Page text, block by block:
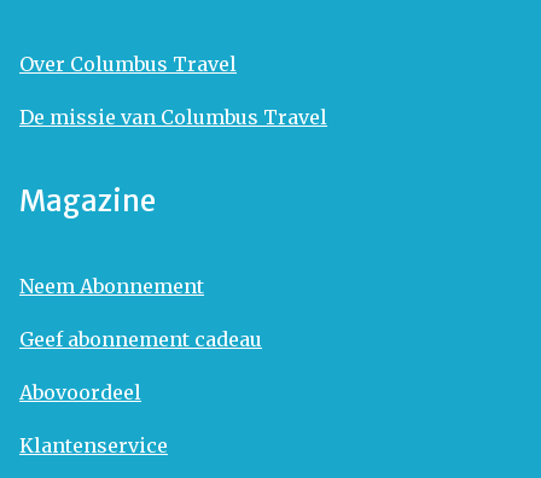
Over Columbus Travel
De missie van Columbus Travel
Magazine
Neem Abonnement
Geef abonnement cadeau
Abovoordeel
Klantenservice